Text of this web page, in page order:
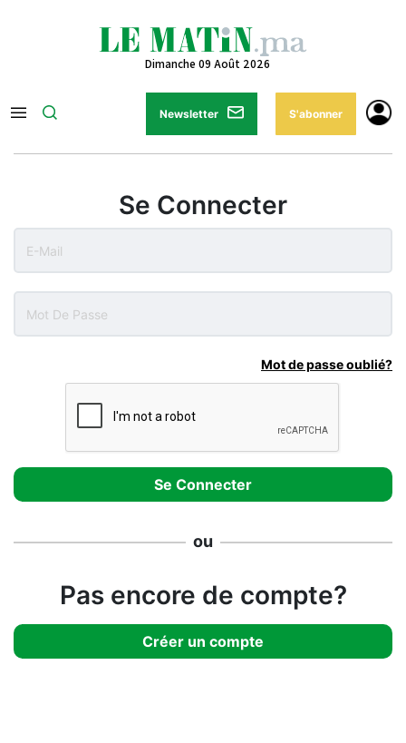
Dimanche 09 Août 2026
Newsletter S'abonner
Se Connecter
Mot de passe oublié?
ou
Pas encore de compte?
Créer un compte